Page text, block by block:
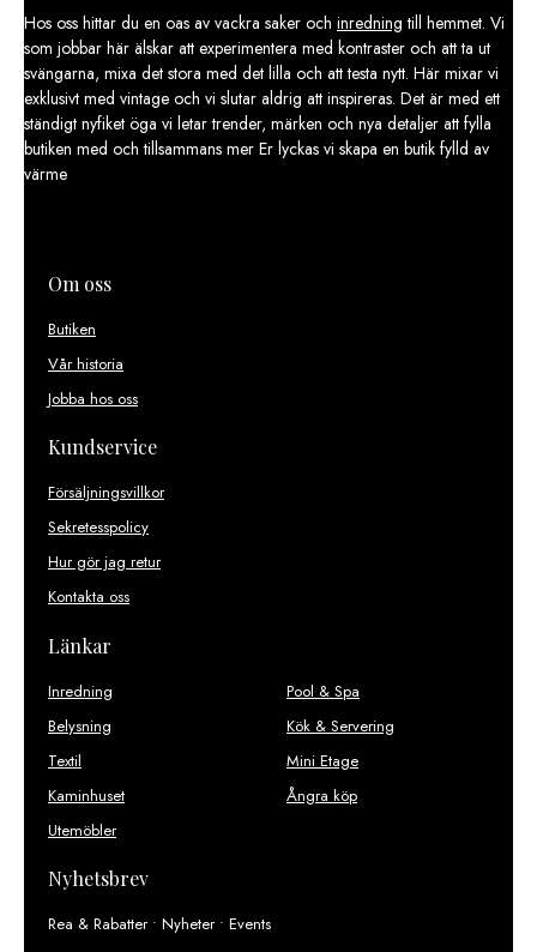
Hos oss hittar du en oas av vackra saker och inredning till hemmet. Vi
som jobbar här älskar att experimentera med kontraster och att ta ut
svängarna, mixa det stora med det lilla och att testa nytt. Här mixar vi
exklusivt med vintage och vi slutar aldrig att inspireras. Det är med ett
ständigt nyfiket öga vi letar trender, märken och nya detaljer att fylla
butiken med och tillsammans mer Er lyckas vi skapa en butik fylld av
värme
Om oss
Butiken
Vår historia
Jobba hos oss
Kundservice
Försäljningsvillkor
Sekretesspolicy
Hur gör jag retur
Kontakta oss
Länkar
Inredning
Belysning
Textil
Kaminhuset
Utemöbler
Pool & Spa
Kök & Servering
Mini Etage
Ångra köp
Nyhetsbrev
Rea & Rabatter • Nyheter • Events